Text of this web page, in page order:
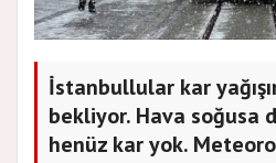
İstanbullular kar
bekliyor. Hava soğusa
henüz kar yok.